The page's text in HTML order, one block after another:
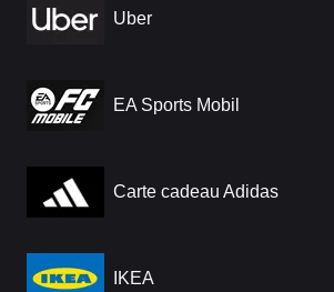
Uber
EA Sports Mobil
Carte cadeau Adidas
IKEA